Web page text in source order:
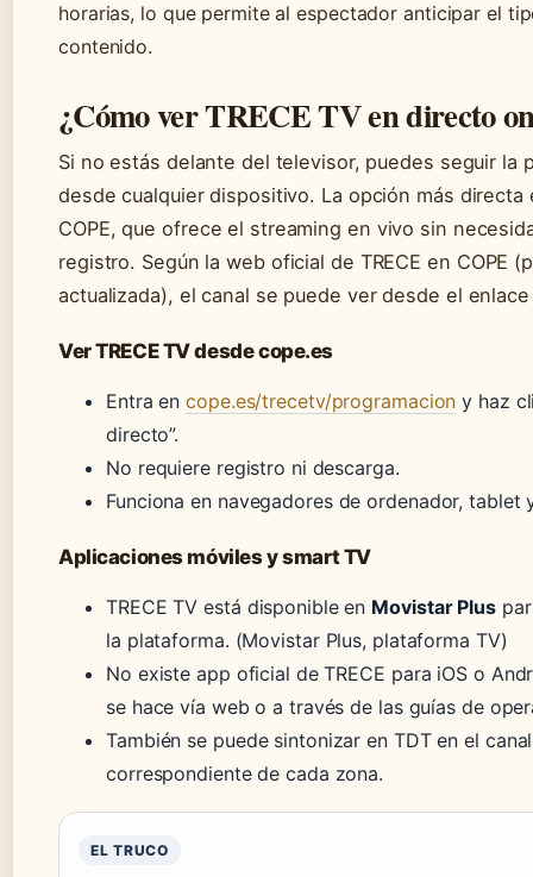
horarias, lo que permite al espectador anticipar el
contenido.
¿Cómo ver TRECE TV en directo
Si no estás delante del televisor, puedes seguir la
desde cualquier dispositivo. La opción más directa
COPE, que ofrece el streaming en vivo sin
registro. Según laweb oficial de TRECE en COPE
actualizada), el canal se puede ver desde el
Ver TRECE TV desde cope.es
Entra encope.es/trecetv/programacion y haz
directo”.
No requiere registro ni descarga.
Funciona en navegadores de ordenador, tablet
Aplicaciones móviles y smart TV
TRECE TV está disponible en Movistar Plus
la plataforma. (Movistar Plus, plataforma TV)
No existe app oficial de TRECE para iOS o
se hace vía web o a través de las guías de
También se puede sintonizar en TDT en el canal
correspondiente de cada zona.
EL TRUCO